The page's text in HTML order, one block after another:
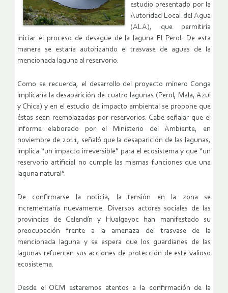
estudio presentado por la
Autoridad Local del Agua
(ALA), que permitiría
iniciar el proceso de desagüe de la laguna El Perol. De esta
manera se estaría autorizando el trasvase de aguas de la
mencionada laguna al reservorio.
Como se recuerda, el desarrollo del proyecto minero Conga
implicaría la desaparición de cuatro lagunas (Perol, Mala, Azul
y Chica) y en el estudio de impacto ambiental se propone que
éstas sean reemplazadas por reservorios. Cabe señalar que el
informe elaborado por el Ministerio del Ambiente, en
noviembre de 2011, señaló que la desaparición de las lagunas,
implica “un impacto irreversible” para el ecosistema y que “un
reservorio artificial no cumple las mismas funciones que una
laguna natural”.
De confirmarse la noticia, la tensión en la zona se
incrementaría nuevamente. Diversos actores sociales de las
provincias de Celendín y Hualgayoc han manifestado su
preocupación frente a la amenaza del trasvase de la
mencionada laguna y se espera que los guardianes de las
lagunas refuercen sus acciones de protección de este valioso
ecosistema.
Desde el OCM estaremos atentos a la confirmación de la